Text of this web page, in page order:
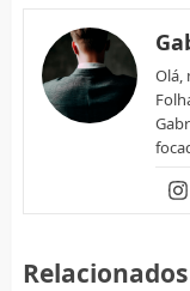
Olá,
Relacionados